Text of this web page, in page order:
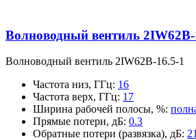
Волноводный вентиль 2IW62B-
Волноводный вентиль 2IW62B-16.5-1
Частота низ, ГГц: 16
Частота верх, ГГц: 17
Ширина рабочей полосы, %:
Прямые потери, дБ: 0.3
Обратные потери (развязка), дБ: